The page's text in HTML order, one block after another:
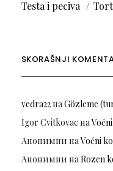
Testa i peciva
SKORAŠNJI
vedra22наGözleme
Igor Cvitkovac на
Анонимни наVoćni
Анонимни наRozen